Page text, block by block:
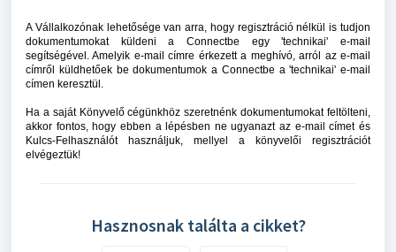
A Vállalkozónak lehetősége van arra, hogy regisztráció nélkül is tudjon
dokumentumokat küldeni a Connectbe egy 'technikai' e-mail
segítségével. Amelyik e-mail címre érkezett a meghívó, arról az e-mail
címről küldhetőek be dokumentumok a Connectbe a 'technikai' e-mail
címen keresztül.
Ha a saját Könyvelő cégünkhöz szeretnénk dokumentumokat feltölteni,
akkor fontos, hogy ebben a lépésben ne ugyanazt az e-mail címet és
Kulcs-Felhasználót használjuk, mellyel a könyvelői regisztrációt
elvégeztük!
Hasznosnak találta a cikket?